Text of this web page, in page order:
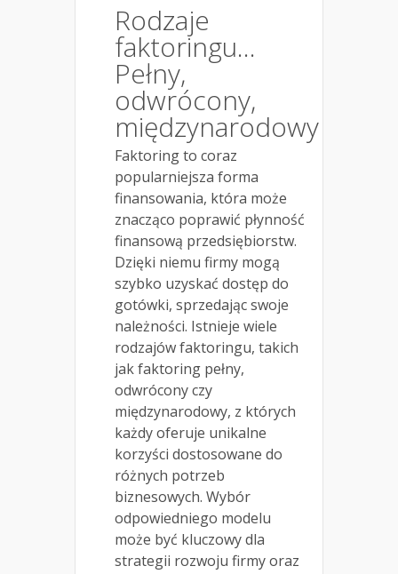
Rodzaje
faktoringu…
Pełny,
odwrócony,
międzynarodowy
Faktoring to coraz
popularniejsza forma
finansowania, która może
znacząco poprawić płynność
finansową przedsiębiorstw.
Dzięki niemu firmy mogą
szybko uzyskać dostęp do
gotówki, sprzedając swoje
należności. Istnieje wiele
rodzajów faktoringu, takich
jak faktoring pełny,
odwrócony czy
międzynarodowy, z których
każdy oferuje unikalne
korzyści dostosowane do
różnych potrzeb
biznesowych. Wybór
odpowiedniego modelu
może być kluczowy dla
strategii rozwoju firmy oraz